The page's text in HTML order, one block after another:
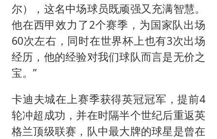
尔），这名中场球员既顽强又充满智慧。
他在西甲效力了2个赛季，为国家队出场
60次左右，同时在世界杯上也有3次出场
经历，他的经验对我们球队而言是无价之
宝。”
卡迪夫城在上赛季获得英冠冠军，提前4
轮冲超成功，并在时隔半个世纪后重返英
格兰顶级联赛，队中最大牌的球星是曾在